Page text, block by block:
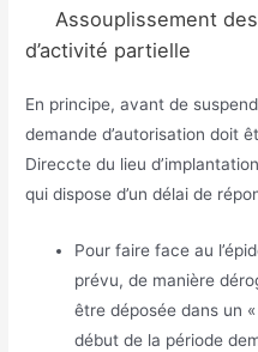
Assouplissement des
d’activité partielle
En principe, avant de
demande d’autorisation doit
Direccte du lieu
qui dispose d’un délai de
Pour faire face au
prévu, de manière
être déposée dans un
début de la période